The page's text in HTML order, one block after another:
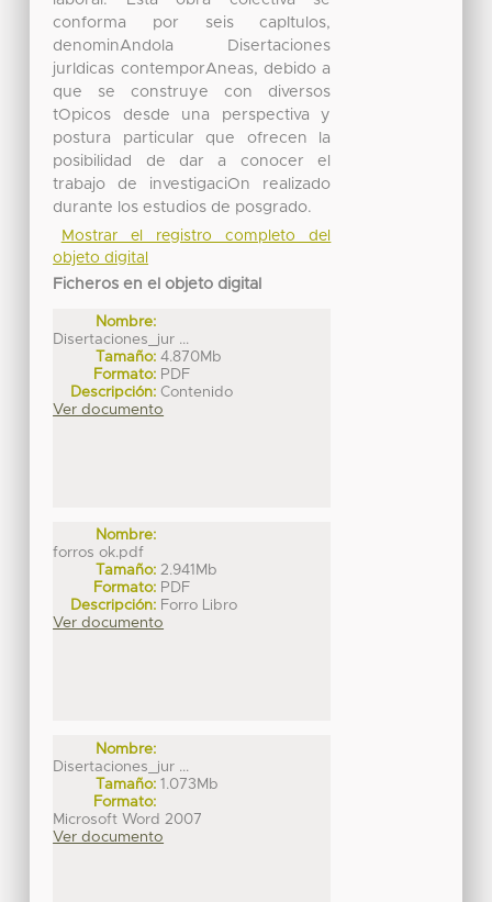
conforma por seis capItulos,
denominAndola Disertaciones
jurIdicas contemporAneas, debido a
que se construye con diversos
tOpicos desde una perspectiva y
postura particular que ofrecen la
posibilidad de dar a conocer el
trabajo de investigaciOn realizado
durante los estudios de posgrado.
Mostrar el registro completo del
objeto digital
Ficheros en el objeto digital
Nombre:
Disertaciones_jur ...
Tamaño: 4.870Mb
Formato: PDF
Descripción: Contenido
Ver documento
Nombre:
forros ok.pdf
Tamaño: 2.941Mb
Formato: PDF
Descripción: Forro Libro
Ver documento
Nombre:
Disertaciones_jur ...
Tamaño: 1.073Mb
Formato:
Microsoft Word 2007
Ver documento